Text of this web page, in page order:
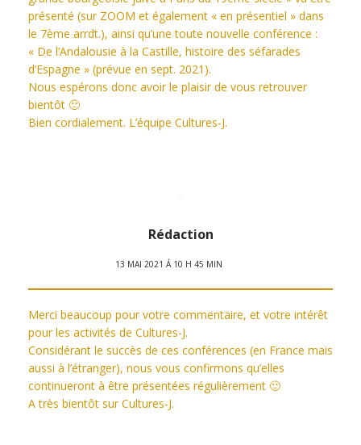
présenté (sur ZOOM et également « en présentiel » dans
le 7ème arrdt.), ainsi qu’une toute nouvelle conférence :
« De l’Andalousie à la Castille, histoire des séfarades
d’Espagne » (prévue en sept. 2021).
Nous espérons donc avoir le plaisir de vous retrouver
bientôt 🙂
Bien cordialement. L’équipe Cultures-J.
Rédaction
13 MAI 2021 Á 10 H 45 MIN
Merci beaucoup pour votre commentaire, et votre intérêt
pour les activités de Cultures-J.
Considérant le succès de ces conférences (en France mais
aussi à l’étranger), nous vous confirmons qu’elles
continueront à être présentées régulièrement 🙂
A très bientôt sur Cultures-J.